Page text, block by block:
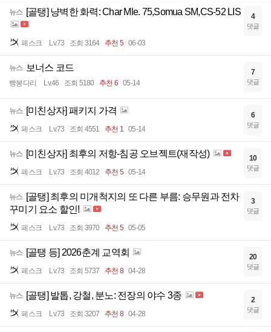
뉴스 [골탱] 냥벽한 화력: Char Mle. 75,Somua SM,CS-52 LIS
페스크 Lv.73 조회 3164 추천 5 06-03
4
댓글
뉴스 보너스 코드
빵봉다리 Lv.46 조회 5180 추천 6 05-14
7
댓글
뉴스 [미친상자] 패키지 가격
페스크 Lv.73 조회 4551 추천 1 05-14
6
댓글
뉴스 [미친상자] 최후의 저항-침공 오브젝트(재작성)
페스크 Lv.73 조회 4012 추천 5 05-14
10
댓글
뉴스 [골탱] 최후의 미개척지의 또 다른 부름: 승무원과 전차
꾸미기 요소 할인!
페스크 Lv.73 조회 3970 추천 5 05-05
3
댓글
뉴스 [골탱 등] 2026춘계 교역회
페스크 Lv.73 조회 5737 추천 8 04-28
20
댓글
뉴스 [골탱] 발톱, 강철, 분노: 전장의 야수 3종
페스크 Lv.73 조회 3207 추천 8 04-28
2
댓글